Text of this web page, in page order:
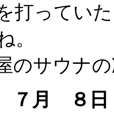
打ってい
。
のサウナ
７月 ８日